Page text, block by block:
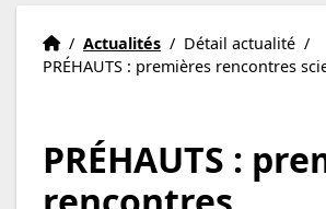
Accueil
Accueil
/ Actualités / Détail actualité /
PRÉHAUTS : premières rencontres
PRÉHAUTS :